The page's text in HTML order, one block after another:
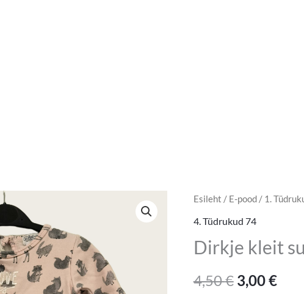
Esileht / E-pood/ 1.
4. Tüdrukud 74
Dirkje kleit
4,50€
Algne
hind
oli:
4,50 €.
3,00€
on:
3,00
Dirkje
kleit
74